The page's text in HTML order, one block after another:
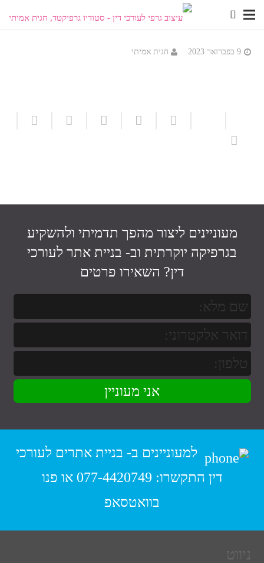
9 בפברואר 2023 חגית אמיתי
מעוניינים ליצור מהפך תדמיתי ולהשקיע
בגרפיקה יוקרתית וב- בניית אתר לעורכי
דין? השאירו פרטים
למעוניינים ב- בניית אתרים לעורכי
דין התקשרו: 077-4420749 או פנו
בוואטסאפ
ניווט